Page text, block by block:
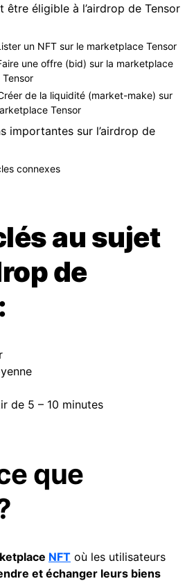
être éligible à l’airdrop de Tensor
un NFT sur le marketplace Tensor
une offre (bid) sur la marketplace
Tensor
de la liquidité (market-make) sur
Tensor
importantes sur l’airdrop de
connexes
au sujet
de
de 5 – 10 minutes
que
NFT où les utilisateurs
et échanger leurs biens